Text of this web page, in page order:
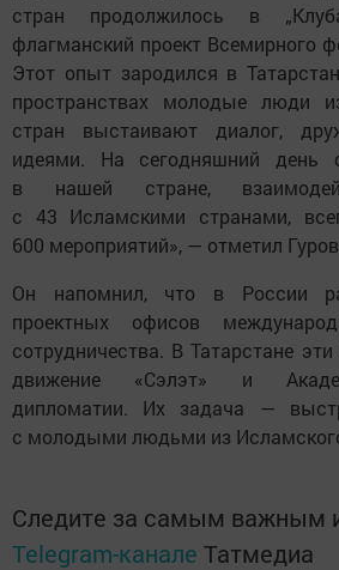
стран продолжилось в
флагманский проект Всемирного
Этот опыт зародился в
пространствах молодые люди
стран выстаивают диалог,
идеями. На сегодняшний день
в нашей стране,
с 43 Исламскими странами,
600 мероприятий», — отметил
Он напомнил, что в России
проектных офисов
сотрудничества. В Татарстане
движение «Сэлэт» и
дипломатии. Их задача —
с молодыми людьми из
Следите за самым важным
Telegram-канале Татмедиа